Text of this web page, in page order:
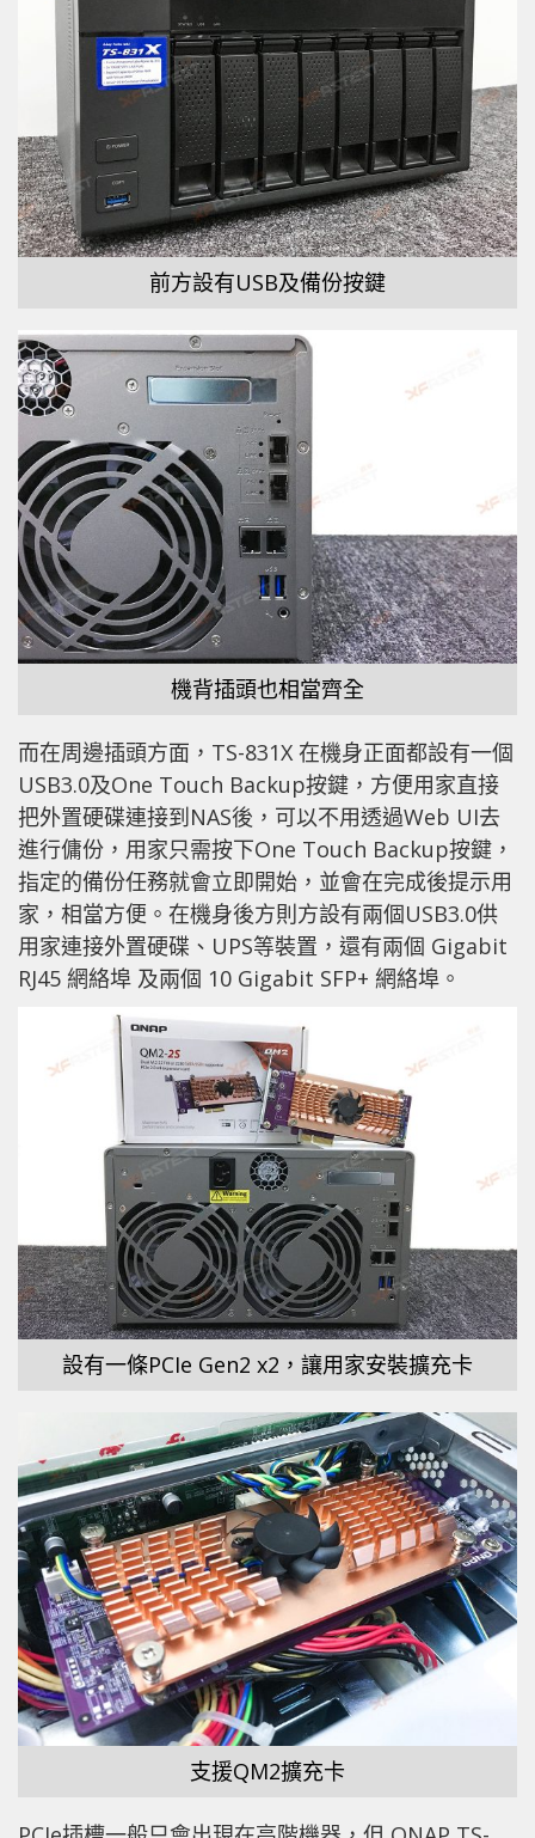
前方設有USB及備份按鍵
機背插頭也相當齊全
而在周邊插頭方面，TS-831X 在機身正面都設有一個
USB3.0及One Touch Backup按鍵，方便用家直接
把外置硬碟連接到NAS後，可以不用透過Web UI去
進行傭份，用家只需按下One Touch Backup按鍵，
指定的備份任務就會立即開始，並會在完成後提示用
家，相當方便。在機身後方則方設有兩個USB3.0供
用家連接外置硬碟、UPS等裝置，還有兩個 Gigabit
RJ45 網絡埠 及兩個 10 Gigabit SFP+ 網絡埠。
設有一條PCIe Gen2 x2，讓用家安裝擴充卡
支援QM2擴充卡